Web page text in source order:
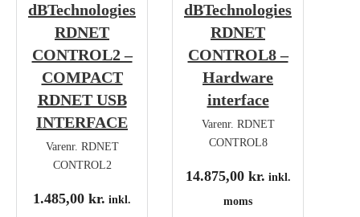
dBTechnologies
RDNET
CONTROL2 –
COMPACT
RDNET USB
INTERFACE
Varenr. RDNET
CONTROL2
1.485,00 kr. inkl.
dBTechnologies
RDNET
CONTROL8 –
Hardware
interface
Varenr. RDNET
CONTROL8
14.875,00 kr. inkl.
moms